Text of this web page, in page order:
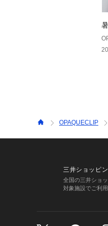
OPAQUECLIP
三井ショッピ
全国の三井ショ
対象施設でご利